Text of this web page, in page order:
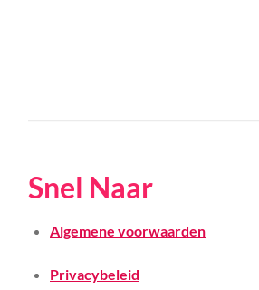
Snel Naar
Algemene voorwaarden
Privacybeleid